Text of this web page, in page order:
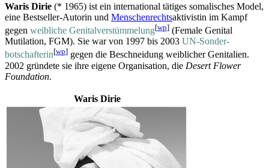
Waris Dirie (* 1965) ist ein international tätiges somalisches Model,
eine Bestseller-Autorin und Menschenrechts­aktivistin im Kampf
gegen weibliche Genitalverstümmelung[wp] (Female Genital
Mutilation, FGM). Sie war von 1997 bis 2003 UN-Sonder­
botschafterin[wp] gegen die Beschneidung weiblicher Genitalien.
2002 gründete sie ihre eigene Organisation, die Desert Flower
Foundation.
Waris Dirie